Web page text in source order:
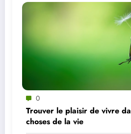
0
Trouver le plaisir de vivre
choses de la vie